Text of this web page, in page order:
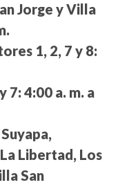
Jorge y Villa
1, 2, 7 y 8:
7: 4:00 a. m. a
Libertad, Los
San